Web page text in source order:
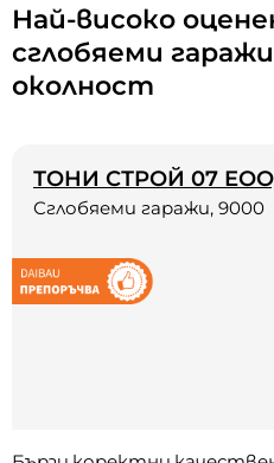
Най-високо
сглобяеми
околност
ТОНИ СТРОЙ 07
Сглобяеми гаражи, 9000